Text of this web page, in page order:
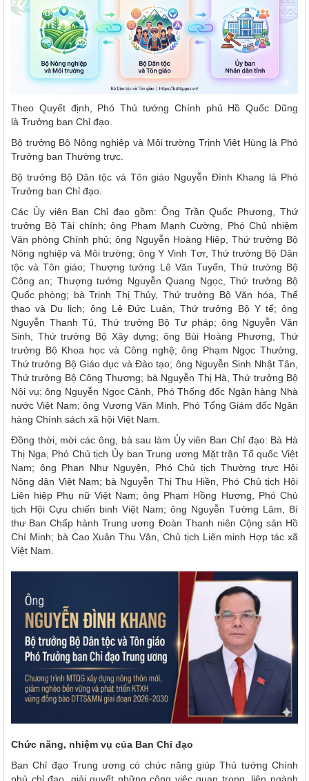
Theo Quyết định, Phó Thủ tướng Chính phủ Hồ Quốc Dũng
là Trưởng ban Chỉ đạo.
Bộ trưởng Bộ Nông nghiệp và Môi trường Trịnh Việt Hùng là Phó
Trưởng ban Thường trực.
Bộ trưởng Bộ Dân tộc và Tôn giáo Nguyễn Đình Khang là Phó
Trưởng ban Chỉ đạo.
Các Ủy viên Ban Chỉ đạo gồm: Ông Trần Quốc Phương, Thứ
trưởng Bộ Tài chính; ông Phạm Mạnh Cường, Phó Chủ nhiệm
Văn phòng Chính phủ; ông Nguyễn Hoàng Hiệp, Thứ trưởng Bộ
Nông nghiệp và Môi trường; ông Y Vinh Tơr, Thứ trưởng Bộ Dân
tộc và Tôn giáo; Thượng tướng Lê Văn Tuyến, Thứ trưởng Bộ
Công an; Thượng tướng Nguyễn Quang Ngọc, Thứ trưởng Bộ
Quốc phòng; bà Trịnh Thị Thủy, Thứ trưởng Bộ Văn hóa, Thể
thao và Du lịch; ông Lê Đức Luận, Thứ trưởng Bộ Y tế; ông
Nguyễn Thanh Tú, Thứ trưởng Bộ Tư pháp; ông Nguyễn Văn
Sinh, Thứ trưởng Bộ Xây dựng; ông Bùi Hoàng Phương, Thứ
trưởng Bộ Khoa học và Công nghệ; ông Phạm Ngọc Thưởng,
Thứ trưởng Bộ Giáo dục và Đào tạo; ông Nguyễn Sinh Nhật Tân,
Thứ trưởng Bộ Công Thương; bà Nguyễn Thị Hà, Thứ trưởng Bộ
Nội vụ; ông Nguyễn Ngọc Cảnh, Phó Thống đốc Ngân hàng Nhà
nước Việt Nam; ông Vương Văn Minh, Phó Tổng Giám đốc Ngân
hàng Chính sách xã hội Việt Nam.
Đồng thời, mời các ông, bà sau làm Ủy viên Ban Chỉ đạo: Bà Hà
Thị Nga, Phó Chủ tịch Ủy ban Trung ương Mặt trận Tổ quốc Việt
Nam; ông Phan Như Nguyện, Phó Chủ tịch Thường trực Hội
Nông dân Việt Nam; bà Nguyễn Thị Thu Hiền, Phó Chủ tịch Hội
Liên hiệp Phụ nữ Việt Nam; ông Phạm Hồng Hương, Phó Chủ
tịch Hội Cựu chiến binh Việt Nam; ông Nguyễn Tường Lâm, Bí
thư Ban Chấp hành Trung ương Đoàn Thanh niên Cộng sản Hồ
Chí Minh; bà Cao Xuân Thu Vân, Chủ tịch Liên minh Hợp tác xã
Việt Nam.
Chức năng, nhiệm vụ của Ban Chỉ đạo
Ban Chỉ đạo Trung ương có chức năng giúp Thủ tướng Chính